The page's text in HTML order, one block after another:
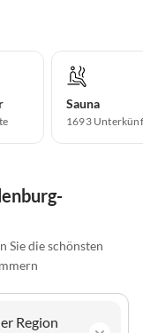
Sauna
1693
Sie die schönsten
Region